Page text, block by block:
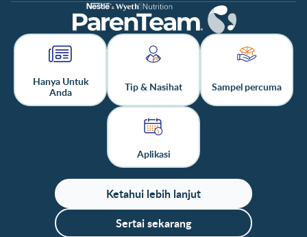
Hanya Untuk
Anda
Tip & Nasihat Sampel percuma
Aplikasi
Ketahui lebih lanjut
Sertai sekarang